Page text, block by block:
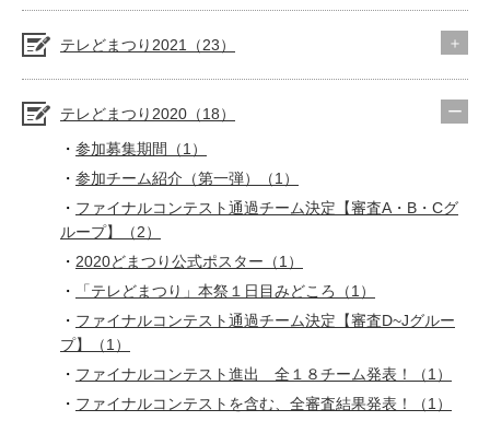
テレどまつり2021（23）
テレどまつり2020（18）
参加募集期間（1）
参加チーム紹介（第一弾）（1）
ファイナルコンテスト通過チーム決定【審査A・B・Cグ
ループ】（2）
2020どまつり公式ポスター（1）
「テレどまつり」本祭１日目みどころ（1）
ファイナルコンテスト通過チーム決定【審査D~Jグルー
プ】（1）
ファイナルコンテスト進出 全１８チーム発表！（1）
ファイナルコンテストを含む、全審査結果発表！（1）